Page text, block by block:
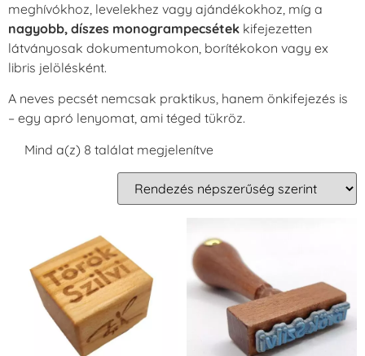
meghívókhoz, levelekhez vagy ajándékokhoz, míg a
nagyobb, díszes monogrampecsétek kifejezetten
látványosak dokumentumokon, borítékokon vagy ex
libris jelölésként.
A neves pecsét nemcsak praktikus, hanem önkifejezés is
– egy apró lenyomat, ami téged tükröz.
Mind a(z) 8 találat megjelenítve